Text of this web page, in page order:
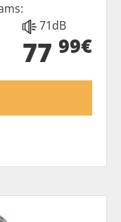
71dB
77 99€